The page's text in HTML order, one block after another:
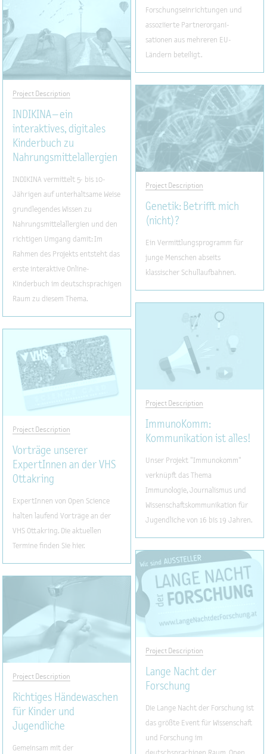
Forschungseinrichtungen und
assoziierte Partnerorgani-
sationen aus mehreren EU-
Ländern beteiligt.
Project Description
INDIKINA – ein
interaktives, digitales
Kinderbuch zu
Nahrungsmittelallergien
INDIKINA vermittelt 5- bis 10-
Jährigen auf unterhaltsame Weise
grundlegendes Wissen zu
Nahrungsmittelallergien und den
richtigen Umgang damit: Im
Rahmen des Projekts entsteht das
erste interaktive Online-
Kinderbuch im deutschsprachigen
Raum zu diesem Thema.
Project Description
Genetik: Betrifft mich
(nicht)?
Ein Vermittlungsprogramm für
junge Menschen abseits
klassischer Schullaufbahnen.
Project Description
ImmunoKomm:
Kommunikation ist alles!
Unser Projekt "Immunokomm"
verknüpft das Thema
Immunologie, Journalismus und
Wissenschaftskommunikation für
Jugendliche von 16 bis 19 Jahren.
Project Description
Vorträge unserer
ExpertInnen an der VHS
Ottakring
ExpertInnen von Open Science
halten laufend Vorträge an der
VHS Ottakring. Die aktuellen
Termine finden Sie hier.
Project Description
Lange Nacht der
Forschung
Die Lange Nacht der Forschung ist
das größte Event für Wissenschaft
und Forschung im
Project Description
Richtiges Händewaschen
für Kinder und
Jugendliche
Gemeinsam mit der